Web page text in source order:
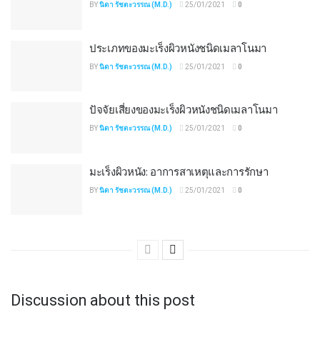
BYนิดา รัชตะวรรณ (M.D.) 25/01/2021 0
ประเภทของมะเร็งผิวหนังชนิดเมลาโนมา
BYนิดา รัชตะวรรณ (M.D.) 25/01/2021 0
ปัจจัยเสี่ยงของมะเร็งผิวหนังชนิดเมลาโนมา
BYนิดา รัชตะวรรณ (M.D.) 25/01/2021 0
มะเร็งผิวหนัง: อาการสาเหตุและการรักษา
BYนิดา รัชตะวรรณ (M.D.) 25/01/2021 0
Discussion about this post